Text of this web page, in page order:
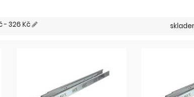
- 326 Kč